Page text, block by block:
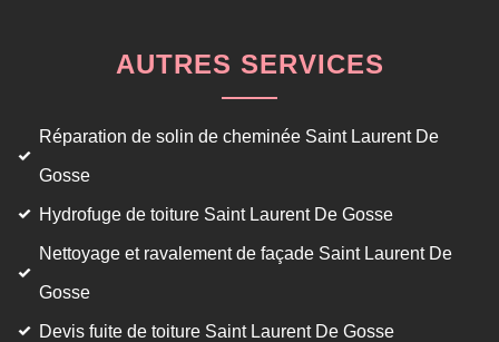
AUTRES SERVICES
Réparation de solin de cheminée Saint Laurent De
Gosse
Hydrofuge de toiture Saint Laurent De Gosse
Nettoyage et ravalement de façade Saint Laurent De
Gosse
Devis fuite de toiture Saint Laurent De Gosse